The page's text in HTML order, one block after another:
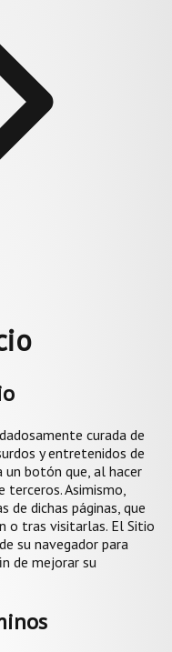
curada de
y entretenidos de
botón que, al hacer
Asimismo,
de dichas páginas, que
o tras visitarlas. El Sitio
su navegador para
de mejorar su